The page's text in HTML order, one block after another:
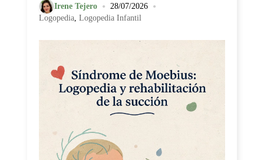
Irene Tejero • 28/07/2026 •
Logopedia, Logopedia Infantil